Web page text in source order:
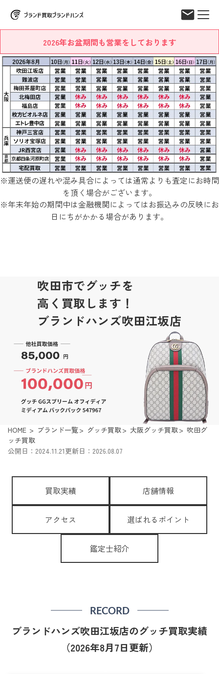
2026年お盆期間も営業をしております
※運送便の遅れや混み具合によっては通常よりも査定にお時間
を頂く場合がございます。
※年末年始の期間中は金融機関によってはお振込みの反映にお
日にちがかかる場合があります。
吹田市でグッチを
高く買取します！
ブランドハンズ吹田江坂店
HOME ブランド一覧 グッチ買取 大阪グッチ買取
吹田グ
ッチ買取
公開日：2024.11.21更新日：2026.08.07
買取実績 店舗情報
アクセス 選ばれるポイント
鑑定士紹介
RECORD
ブランドハンズ吹田江坂店のグッチ買取実績
（2026年8月7日更新）